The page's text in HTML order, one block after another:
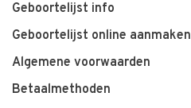
Geboortelijst info
Geboortelijst online aanmaken
Algemene voorwaarden
Betaalmethoden